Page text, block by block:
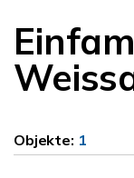
Objekte: 1